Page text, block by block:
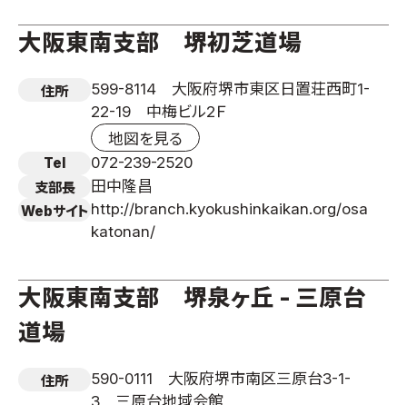
大阪東南支部 堺初芝道場
住所
599-8114 大阪府堺市東区日置荘西町1-
22-19 中梅ビル2Ｆ
地図を見る
Tel 072-239-2520
支部長 田中隆昌
Webサイト http://branch.kyokushinkaikan.org/osa
katonan/
大阪東南支部 堺泉ヶ丘 - 三原台
道場
住所
590-0111 大阪府堺市南区三原台3-1-
3 三原台地域会館